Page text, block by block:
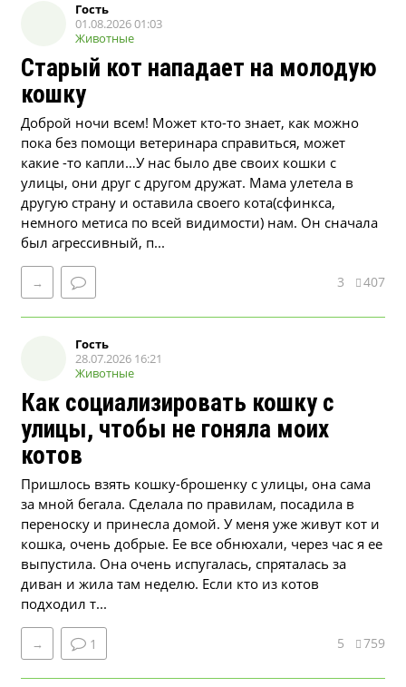
Гость
01.08.2026 01:03
Животные
Старый кот нападает на молодую
кошку
Доброй ночи всем! Может кто-то знает, как можно
пока без помощи ветеринара справиться, может
какие -то капли…У нас было две своих кошки с
улицы, они друг с другом дружат. Мама улетела в
другую страну и оставила своего кота(сфинкса,
немного метиса по всей видимости) нам. Он сначала
был агрессивный, п...
→ 3 407
Гость
28.07.2026 16:21
Животные
Как социализировать кошку с
улицы, чтобы не гоняла моих
котов
Пришлось взять кошку-брошенку с улицы, она сама
за мной бегала. Сделала по правилам, посадила в
переноску и принесла домой. У меня уже живут кот и
кошка, очень добрые. Ее все обнюхали, через час я ее
выпустила. Она очень испугалась, спряталась за
диван и жила там неделю. Если кто из котов
подходил т...
→ 1 5 759